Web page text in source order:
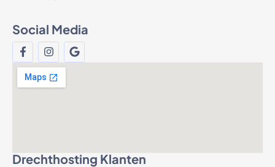
Social Media
Drechthosting Klanten